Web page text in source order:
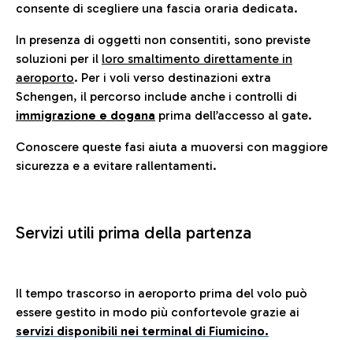
consente di scegliere una fascia oraria dedicata.
In presenza di oggetti non consentiti, sono previste
soluzioni per il loro smaltimento direttamente in
aeroporto. Per i voli verso destinazioni extra
Schengen, il percorso include anche i controlli di
immigrazione e dogana prima dell’accesso al gate.
Conoscere queste fasi aiuta a muoversi con maggiore
sicurezza e a evitare rallentamenti.
Servizi utili prima della partenza
Il tempo trascorso in aeroporto prima del volo può
essere gestito in modo più confortevole grazie ai
servizi disponibili nei terminal di Fiumicino.